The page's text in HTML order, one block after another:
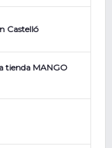
Castelló
tienda MANGO